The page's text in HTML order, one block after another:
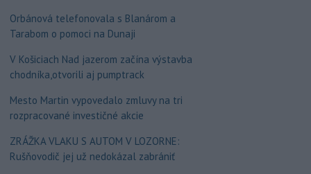
Orbánová telefonovala s Blanárom a
Tarabom o pomoci na Dunaji
V Košiciach Nad jazerom začína výstavba
chodníka,otvorili aj pumptrack
Mesto Martin vypovedalo zmluvy na tri
rozpracované investičné akcie
ZRÁŽKA VLAKU S AUTOM V LOZORNE:
Rušňovodič jej už nedokázal zabrániť